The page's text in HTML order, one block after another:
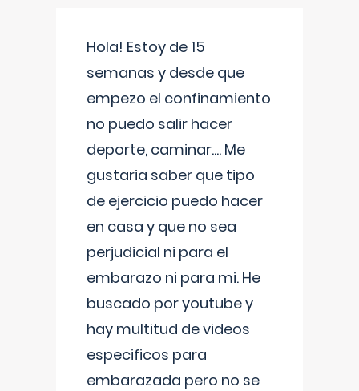
Hola! Estoy de 15
semanas y desde que
empezo el confinamiento
no puedo salir hacer
deporte, caminar.... Me
gustaria saber que tipo
de ejercicio puedo hacer
en casa y que no sea
perjudicial ni para el
embarazo ni para mi. He
buscado por youtube y
hay multitud de videos
especificos para
embarazada pero no se